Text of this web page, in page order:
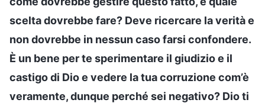
scelta dovrebbe fare? Deve ricercare la verità e
non dovrebbe in nessun caso farsi confondere.
È un bene per te sperimentare il giudizio e il
castigo di Dio e vedere la tua corruzione com’è
veramente, dunque perché sei negativo? Dio ti